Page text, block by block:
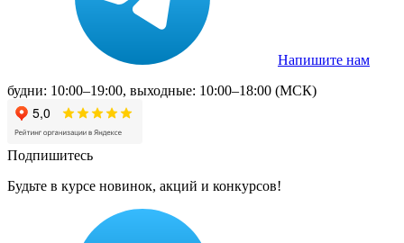
Напишите нам
будни: 10:00–19:00, выходные: 10:00–18:00 (МСК)
Подпишитесь
Будьте в курсе новинок, акций и конкурсов!